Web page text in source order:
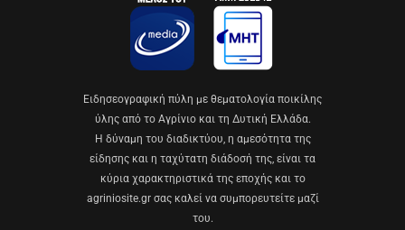
Eιδησεογραφική πύλη με θεματολογία ποικίλης
ύλης από το Αγρίνιο και τη Δυτική Ελλάδα.
Η δύναμη του διαδικτύου, η αμεσότητα της
είδησης και η ταχύτατη διάδοσή της, είναι τα
κύρια χαρακτηριστικά της εποχής και το
agriniosite.gr σας καλεί να συμπορευτείτε μαζί
του.